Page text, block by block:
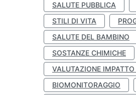
SALUTE PUBBLICA
STILI DI VITA
SALUTE DEL BAMBINO
SOSTANZE CHIMICHE
VALUTAZIONE
BIOMONITORAGGIO